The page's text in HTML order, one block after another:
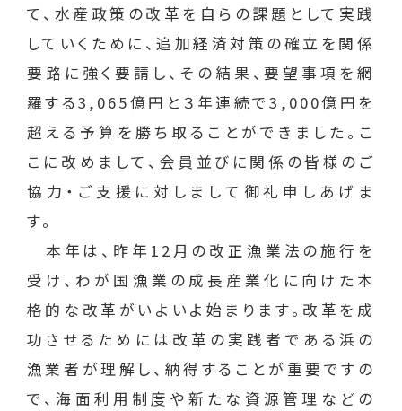
て、水産政策の改革を自らの課題として実践
していくために、追加経済対策の確立を関係
要路に強く要請し、その結果、要望事項を網
羅する3,065億円と３年連続で3,000億円を
超える予算を勝ち取ることができました。こ
こに改めまして、会員並びに関係の皆様のご
協力・ご支援に対しまして御礼申しあげま
す。
本年は、昨年12月の改正漁業法の施行を
受け、わが国漁業の成長産業化に向けた本
格的な改革がいよいよ始まります。改革を成
功させるためには改革の実践者である浜の
漁業者が理解し、納得することが重要ですの
で、海面利用制度や新たな資源管理などの